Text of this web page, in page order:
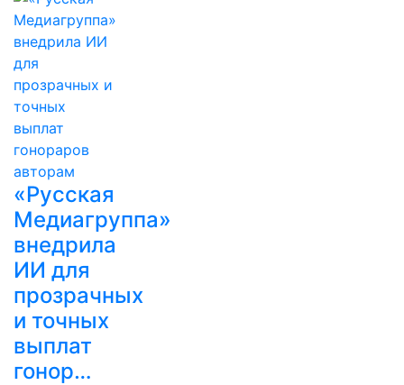
«Русская
Медиагруппа»
внедрила
ИИ для
прозрачных
и точных
выплат
гонор…